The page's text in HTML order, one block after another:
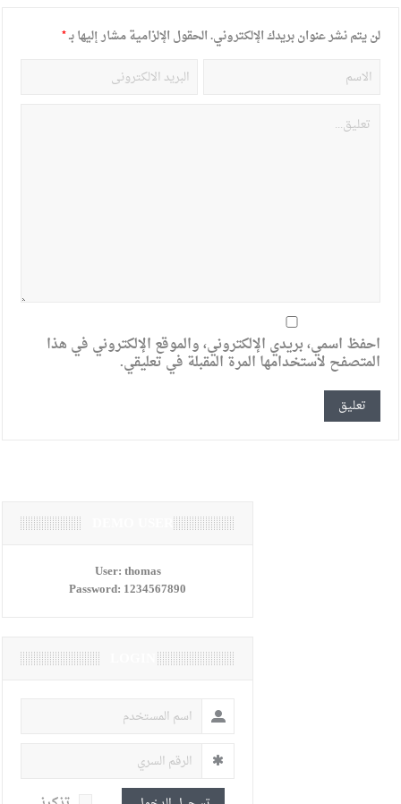
لن يتم نشر عنوان بريدك الإلكتروني.الحقول الإلزامية مشار إليها بـ*
احفظ اسمي، بريدي الإلكتروني، والموقع الإلكتروني في هذا
المتصفح لاستخدامها المرة المقبلة في تعليقي.
User:thomas
Password: 1234567890